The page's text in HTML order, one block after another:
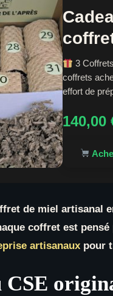
3
coffrets
effort de
140,00
de miel
coffret est
artisanaux pour